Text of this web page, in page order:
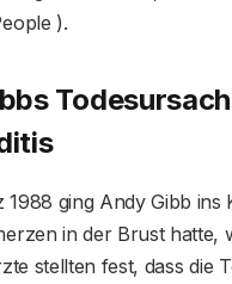
).
1988 ging Andy Gibb ins
in der Brust hatte,
stellten fest, dass die